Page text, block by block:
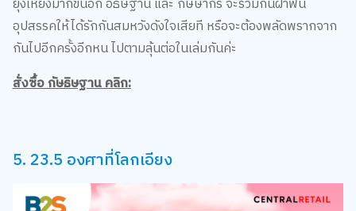
อุปสรรคให้ได้รักกันสมหวังดังใจเสียที หรือจะต้องพลัดพรากจาก
กันไปอีกครั้งอีกหน ไปตามลุ้นต่อในเล่มกันค่ะ
สั่งซื้อ กัษธิษฐาน คลิก:
5. 23.5 องศาที่โลกเอียง